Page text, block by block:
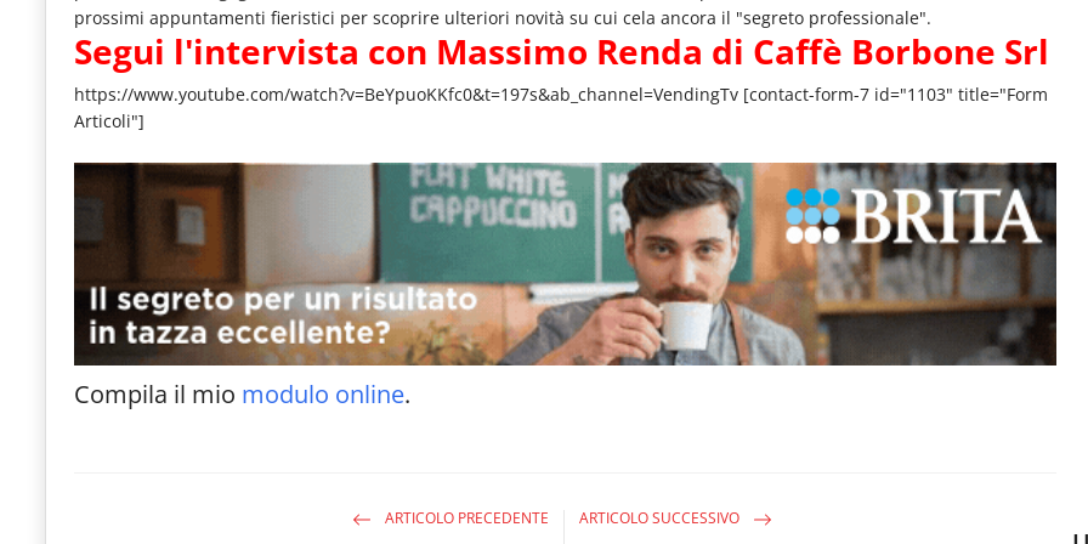
le
novità
del
comparto
Horeca.
prossimi appuntamenti fieristici per scoprire ulteriori novità su cui cela ancora il "segreto professionale".
Segui l'intervista con Massimo Renda di Caffè Borbone Srl
https://www.youtube.com/watch?v=BeYpuoKKfc0&t=197s&ab_channel=VendingTv [contact-form-7 id="1103" title="Form
Articoli"]
Compila il mio modulo online.
ARTICOLO PRECEDENTE ARTICOLO SUCCESSIVO